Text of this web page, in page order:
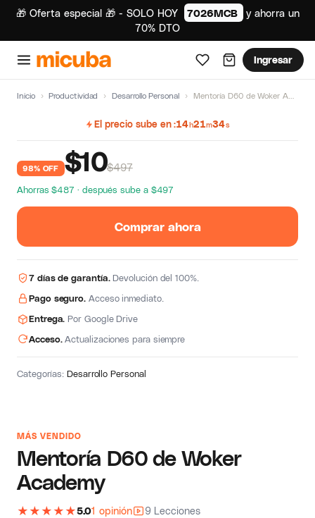
🎁 Oferta especial 🎁 - SOLO HOY 7026MCB
y ahorra un
70% DTO
Ingresar
Inicio › Productividad › Desarrollo Personal › Mentoría D60 de Woker Academy
MÁS VENDIDO
Mentoría D60 de Woker
Academy
★ ★ ★ ★ ★5.01 opinión 9 Lecciones
El precio sube en 14h21m33s
98% OFF $10$497
Ahorras $487 · después sube a $497
Comprar ahora
7 días de garantía.Devolución del 100%.
Pago seguro. Acceso inmediato.
Entrega. Por Google Drive
Acceso.Actualizaciones para siempre
Categorías:Desarrollo Personal